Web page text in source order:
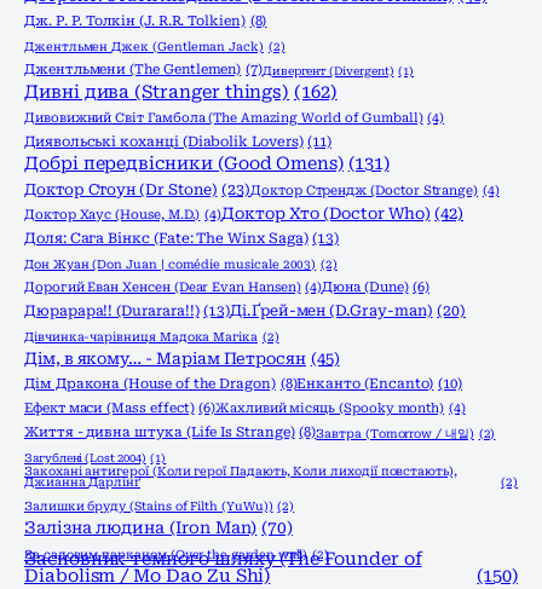
Дж. Р. Р. Толкін (J. R.R. Tolkien) (8)
Джентльмен Джек (Gentleman Jack) (2)
Джентльмени (The Gentlemen) (7)Дивергент (Divergent) (1)
Дивні дива (Stranger things) (162)
Дивовижний Світ Гамбола (The Amazing World of Gumball) (4)
Диявольські коханці (Diabolik Lovers) (11)
Добрі передвісники (Good Omens) (131)
Доктор Стоун (Dr Stone) (23)Доктор Стрендж (Doctor Strange) (4)
Доктор Хаус (House, M.D.) (4)Доктор Хто (Doctor Who) (42)
Доля: Сага Вінкс (Fate: The Winx Saga) (13)
Дон Жуан (Don Juan | comédie musicale 2003) (2)
Дорогий Еван Хенсен (Dear Evan Hansen) (4)Дюна (Dune) (6)
Дюрарара!! (Durarara!!) (13)Ді.Ґрей-мен (D.Gray-man) (20)
Дівчинка-чарівниця Мадока Магіка (2)
Дім, в якому… - Маріам Петросян (45)
Дім Дракона (House of the Dragon) (8)Енканто (Encanto) (10)
Ефект маси (Mass effect) (6)Жахливий місяць (Spooky month) (4)
Життя - дивна штука (Life Is Strange) (8)Завтра (Tomorrow / 내일) (2)
Загублені (Lost 2004) (1)
Закохані антигерої (Коли герої Падають, Коли лиходії повстають),
Джианна Дарлінґ
(2)
Залишки бруду (Stains of Filth (YuWu)) (2)
Залізна людина (Iron Man) (70)
За садовим парканом (Over the garden wall) (2)
Засновник темного шляху (The Founder of
Diabolism / Mo Dao Zu Shi) (150)